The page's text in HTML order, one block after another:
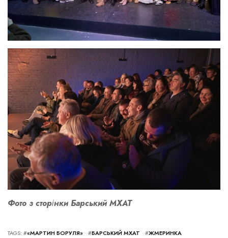
Фото з сторінки Барський МХАТ
TAGS: #«МАРТИН БОРУЛЯ» #БАРСЬКИЙ МХАТ #ЖМЕРИНКА